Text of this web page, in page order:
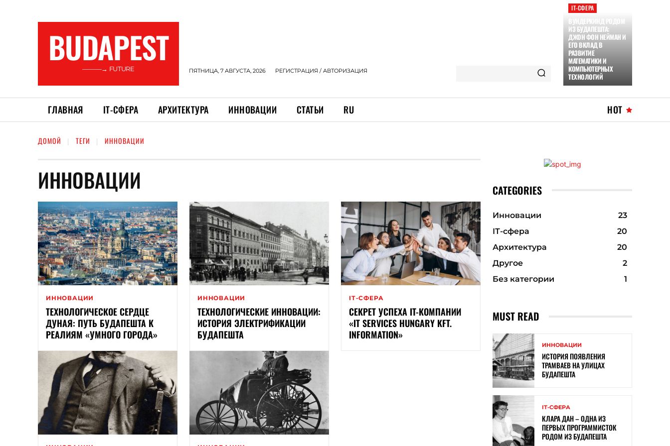
BUDAPEST
———→ FUTURE ПЯТНИЦА, 7 АВГУСТА, 2026 РЕГИСТРАЦИЯ / АВТОРИЗАЦИЯ
ІТ-СФЕРА
ВУНДЕРКИНД РОДОМ
ИЗ БУДАПЕШТА:
ДЖОН ФОН НЕЙМАН И
ЕГО ВКЛАД В
РАЗВИТИЕ
МАТЕМАТИКИ И
КОМПЬЮТЕРНЫХ
ТЕХНОЛОГИЙ
ГЛАВНАЯ ІТ-СФЕРА АРХИТЕКТУРА ИННОВАЦИИ СТАТЬИ RU HOT
ДОМОЙ ТЕГИ ИННОВАЦИИ
ИННОВАЦИИ
ИННОВАЦИИ
ТЕХНОЛОГИЧЕСКОЕ СЕРДЦЕ
ДУНАЯ: ПУТЬ БУДАПЕШТА К
РЕАЛИЯМ «УМНОГО ГОРОДА»
ИННОВАЦИИ
ТЕХНОЛОГИЧЕСКИЕ ИННОВАЦИИ:
ИСТОРИЯ ЭЛЕКТРИФИКАЦИИ
БУДАПЕШТА
ІТ-СФЕРА
СЕКРЕТ УСПЕХА IT-КОМПАНИИ
«IT SERVICES HUNGARY KFT.
INFORMATION»
CATEGORIES
Инновации
23
ІТ-сфера
20
Архитектура
20
Другое
2
Без категории
1
MUST READ
ИННОВАЦИИ
ИСТОРИЯ ПОЯВЛЕНИЯ
ТРАМВАЕВ НА УЛИЦАХ
БУДАПЕШТА
ІТ-СФЕРА
КЛАРА ДАН – ОДНА ИЗ
ПЕРВЫХ ПРОГРАММИСТОК
РОДОМ ИЗ БУДАПЕШТА